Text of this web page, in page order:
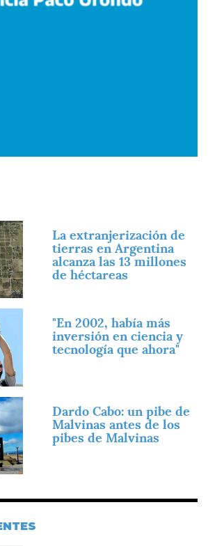
La extranjerización de
tierras en Argentina
alcanza las 13 millones
de héctareas
"En 2002, había más
inversión en ciencia y
tecnología que ahora"
Dardo Cabo: un pibe de
Malvinas antes de los
pibes de Malvinas